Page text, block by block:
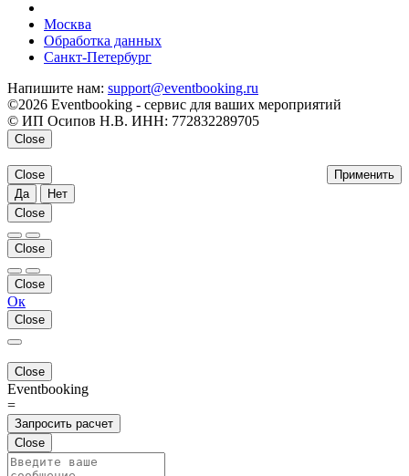
Москва
Обработка данных
Санкт-Петербург
Напишите нам: support@eventbooking.ru
©2026 Eventbooking - сервис для ваших мероприятий
© ИП Осипов Н.В. ИНН: 772832289705
Close
Применить
Close
Да
Нет
Close
Close
Close
Ок
Close
Close
Eventbooking
=
Запросить расчет
Close